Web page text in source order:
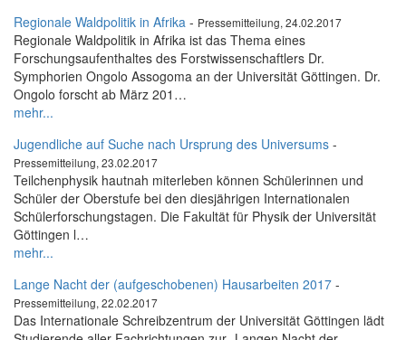
Regionale Waldpolitik in Afrika - Pressemitteilung, 24.02.2017
Regionale Waldpolitik in Afrika ist das Thema eines
Forschungsaufenthaltes des Forstwissenschaftlers Dr.
Symphorien Ongolo Assogoma an der Universität Göttingen. Dr.
Ongolo forscht ab März 201…
mehr...
Jugendliche auf Suche nach Ursprung des Universums -
Pressemitteilung, 23.02.2017
Teilchenphysik hautnah miterleben können Schülerinnen und
Schüler der Oberstufe bei den diesjährigen Internationalen
Schülerforschungstagen. Die Fakultät für Physik der Universität
Göttingen l…
mehr...
Lange Nacht der (aufgeschobenen) Hausarbeiten 2017 -
Pressemitteilung, 22.02.2017
Das Internationale Schreibzentrum der Universität Göttingen lädt